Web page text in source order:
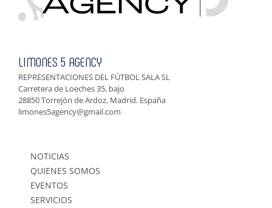
LIMONES 5 AGENCY
REPRESENTACIONES DEL FÚTBOL SALA SL
Carretera de Loeches 35, bajo
28850 Torrejón de Ardoz, Madrid. España
limones5agency@gmail.com
NOTICIAS
QUIENES SOMOS
EVENTOS
SERVICIOS